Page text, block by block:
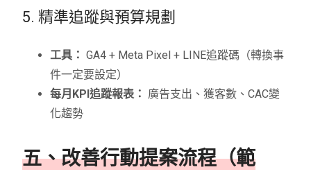
5. 精準追蹤與預算規劃
工具： GA4 + Meta Pixel + LINE追蹤碼（轉換事
件一定要設定）
每月KPI追蹤報表： 廣告支出、獲客數、CAC變
化趨勢
五、改善行動提案流程（範